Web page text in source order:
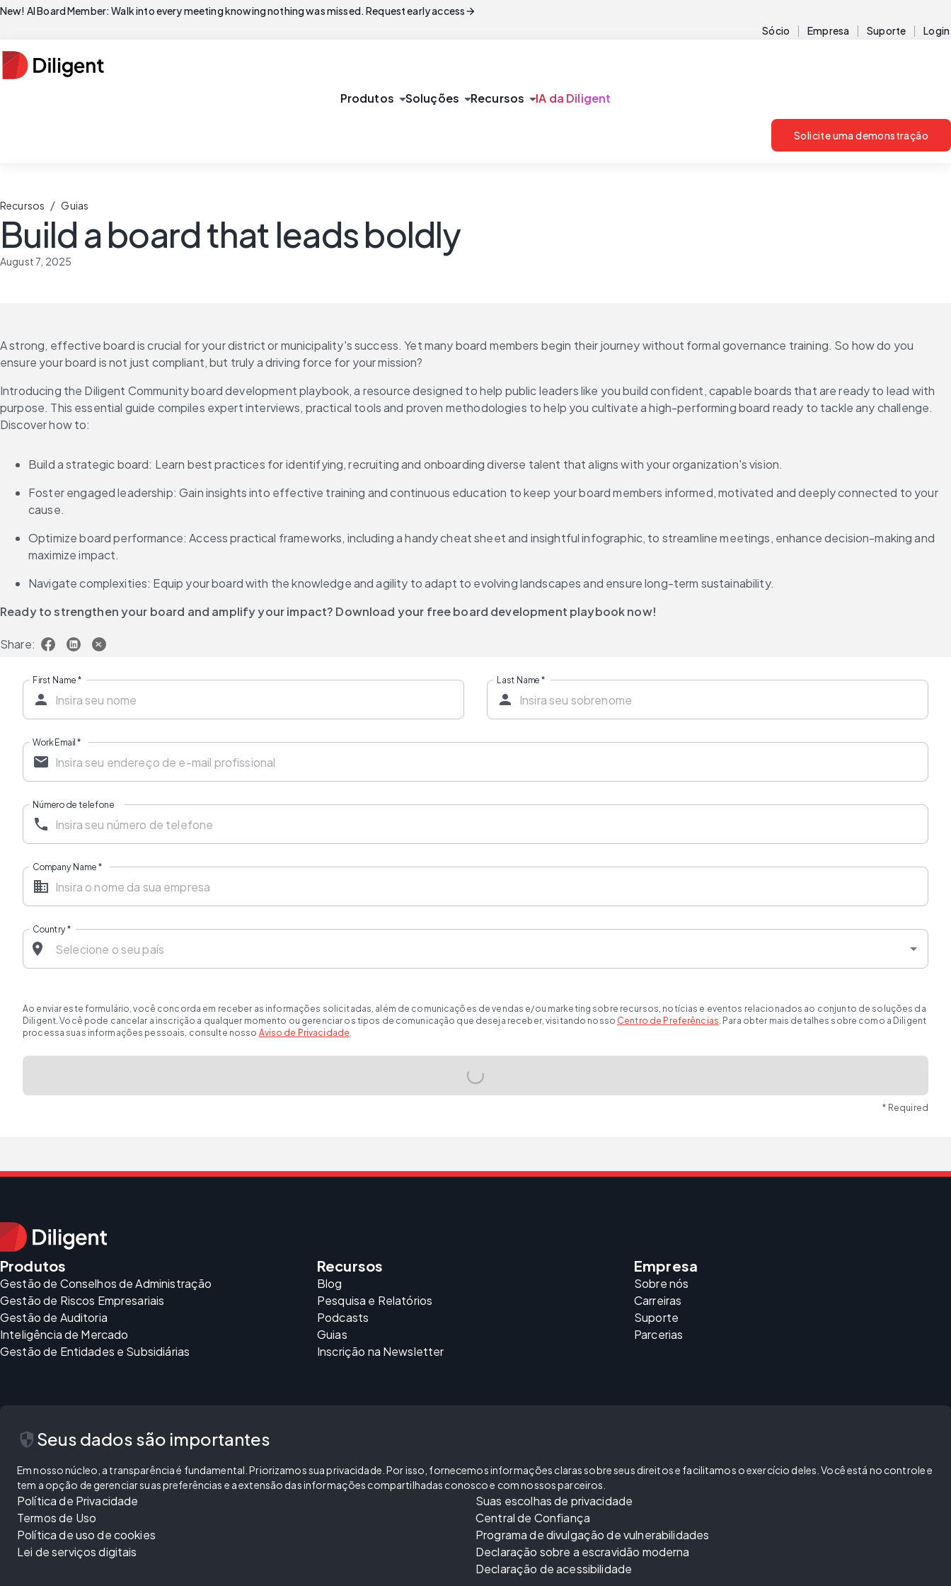
New! AI Board Member: Walk into every meeting knowing nothing was missed. Request early accessarrow_forward
Sócio Empresa Suporte Login
Produtos arrow_drop_downSoluções arrow_drop_downRecursos arrow_drop_downIA da Diligent
Solicite uma demonstração
Recursos / Guias
Build a board that leads boldly
August 7, 2025
A strong, effective board is crucial for your district or municipality's success. Yet many board members begin their journey without formal governance training. So how do you
ensure your board is not just compliant, but truly a driving force for your mission?
Introducing the Diligent Community board development playbook, a resource designed to help public leaders like you build confident, capable boards that are ready to lead with
purpose. This essential guide compiles expert interviews, practical tools and proven methodologies to help you cultivate a high-performing board ready to tackle any challenge.
Discover how to:
Build a strategic board: Learn best practices for identifying, recruiting and onboarding diverse talent that aligns with your organization's vision.
Foster engaged leadership: Gain insights into effective training and continuous education to keep your board members informed, motivated and deeply connected to your
cause.
Optimize board performance: Access practical frameworks, including a handy cheat sheet and insightful infographic, to streamline meetings, enhance decision-making and
maximize impact.
Navigate complexities: Equip your board with the knowledge and agility to adapt to evolving landscapes and ensure long-term sustainability.
Ready to strengthen your board and amplify your impact? Download your free board development playbook now!
Share:
First Name* Last Name *
Work Email*
Número de telefone
Company Name*
Country*
Ao enviar este formulário, você concorda em receber as informações solicitadas, além de comunicações de vendas e/ou marketing sobre recursos, notícias e eventos relacionados ao conjunto de soluções da
Diligent. Você pode cancelar a inscrição a qualquer momento ou gerenciar os tipos de comunicação que deseja receber, visitando nosso Centro de Preferências. Para obter mais detalhes sobre como a Diligent
processa suas informações pessoais, consulte nosso Aviso de Privacidade.
* Required
Produtos
Gestão de Conselhos de Administração
Gestão de Riscos Empresariais
Gestão de Auditoria
Inteligência de Mercado
Gestão de Entidades e Subsidiárias
Recursos
Blog
Pesquisa e Relatórios
Podcasts
Guias
Inscrição na Newsletter
Empresa
Sobre nós
Carreiras
Suporte
Parcerias
security Seus dados são importantes
Em nosso núcleo, a transparência é fundamental. Priorizamos sua privacidade. Por isso, fornecemos informações claras sobre seus direitos e facilitamos o exercício deles. Você está no controle e
tem a opção de gerenciar suas preferências e a extensão das informações compartilhadas conosco e com nossos parceiros.
Política de Privacidade
Termos de Uso
Política de uso de cookies
Lei de serviços digitais
Suas escolhas de privacidade
Central de Confiança
Programa de divulgação de vulnerabilidades
Declaração sobre a escravidão moderna
Declaração de acessibilidade